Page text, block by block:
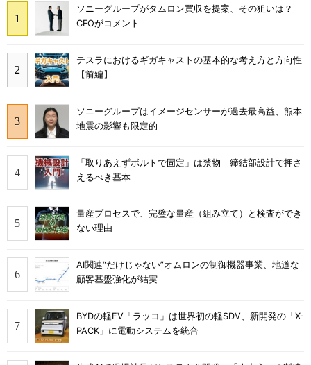
ソニーグループがタムロン買収を提案、その狙いは？
CFOがコメント
テスラにおけるギガキャストの基本的な考え方と方向性
【前編】
ソニーグループはイメージセンサーが過去最高益、熊本
地震の影響も限定的
「取りあえずボルトで固定」は禁物 締結部設計で押さ
えるべき基本
量産プロセスで、完璧な量産（組み立て）と検査ができ
ない理由
AI関連“だけじゃない”オムロンの制御機器事業、地道な
顧客基盤強化が結実
BYDの軽EV「ラッコ」は世界初の軽SDV、新開発の「X-
PACK」に電動システムを統合